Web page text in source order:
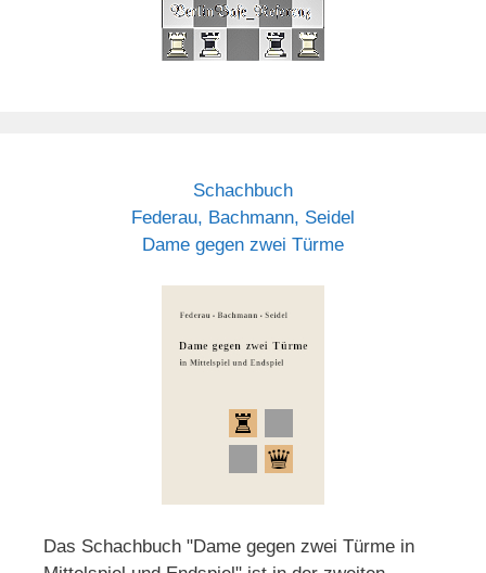
Schachbuch
Federau, Bachmann, Seidel
Dame gegen zwei Türme
Das Schachbuch "Dame gegen zwei Türme in